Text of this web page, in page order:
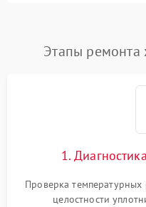
Поломка системы No Frost
работе
Этапы ремонта
1.
Проверка
целостности